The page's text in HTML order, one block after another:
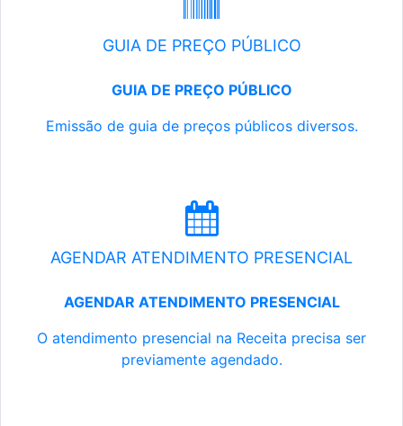
GUIA DE PREÇO PÚBLICO
GUIA DE PREÇO PÚBLICO
Emissão de guia de preços públicos diversos.
AGENDAR ATENDIMENTO PRESENCIAL
AGENDAR ATENDIMENTO PRESENCIAL
O atendimento presencial na Receita precisa ser
previamente agendado.